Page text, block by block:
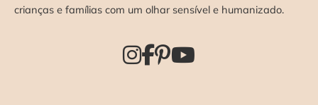
crianças e famílias com um olhar sensível e humanizado.